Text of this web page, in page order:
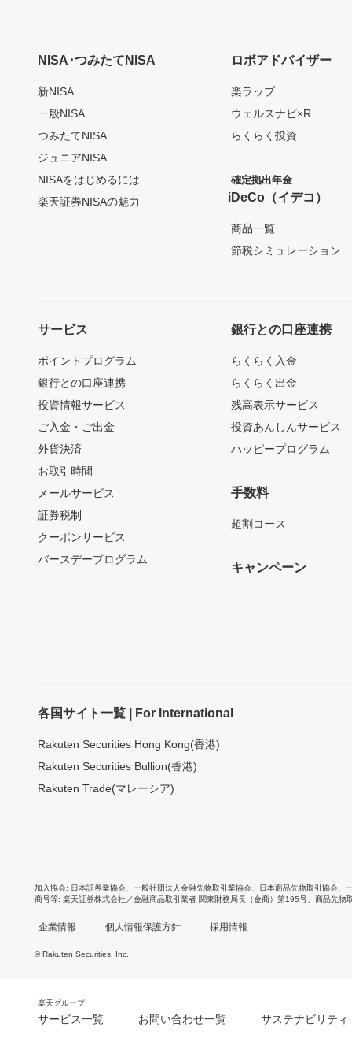
NISA･つみたてNISA
新NISA
一般NISA
つみたてNISA
ジュニアNISA
NISAをはじめるには
楽天証券NISAの魅力
ロボアドバイザー
楽ラップ
ウェルスナビ×R
らくらく投資
確定拠出年金
iDeCo（イデコ）
商品一覧
節税シミュレーション
サービス
ポイントプログラム
銀行との口座連携
投資情報サービス
ご入金・ご出金
外貨決済
お取引時間
メールサービス
証券税制
クーポンサービス
バースデープログラム
銀行との口座連携
らくらく入金
らくらく出金
残高表示サービス
投資あんしんサービス
ハッピープログラム
手数料
超割コース
キャンペーン
各国サイト一覧 | For International
Rakuten Securities Hong Kong(香港)
Rakuten Securities Bullion(香港)
Rakuten Trade(マレーシア)
加入協会 日本証券業協会 一般社団法人金融先物取引業協会 日本商品先物取引協会
商号等 楽天証券株式会社／金融商品取引業者 関東財務局長（金商）第195号、商品先物
企業情報 個人情報保護方針 採用情報
© Rakuten Securities, Inc.
楽天グループ
サービス一覧 お問い合わせ一覧 サステナビリティ